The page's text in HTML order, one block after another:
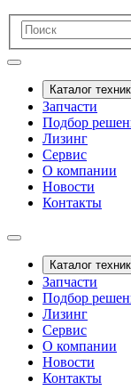
Каталог
Запчасти
Подбор
Лизинг
Сервис
О компании
Новости
Контакты
Каталог
Запчасти
Подбор
Лизинг
Сервис
О компании
Новости
Контакты